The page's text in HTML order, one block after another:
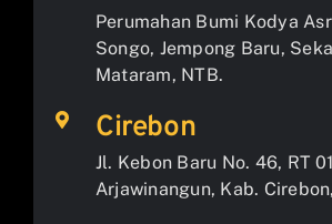
Perumahan Bumi Kodya
Songo, Jempong Baru,
Mataram, NTB.
Cirebon
Jl. Kebon Baru No. 46, RT
Arjawinangun, Kab.